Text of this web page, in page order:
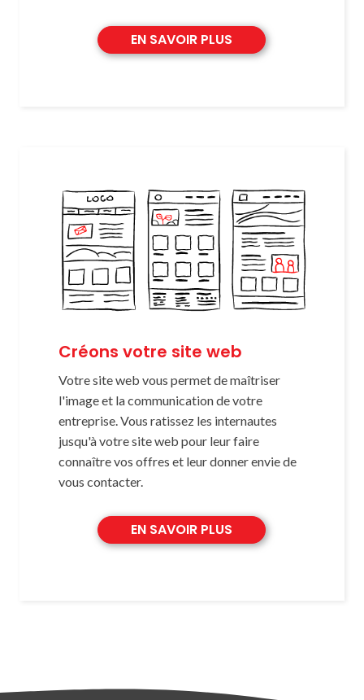
EN SAVOIR PLUS
Créons votre site web
Votre site web vous permet de maîtriser
l'image et la communication de votre
entreprise. Vous ratissez les internautes
jusqu'à votre site web pour leur faire
connaître vos offres et leur donner envie de
vous contacter.
EN SAVOIR PLUS